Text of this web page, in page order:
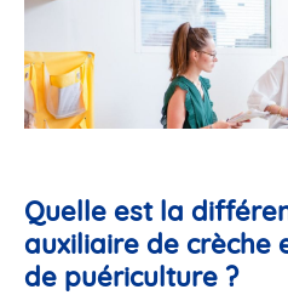
Quelle est la
auxiliaire de crèche
de puériculture ?